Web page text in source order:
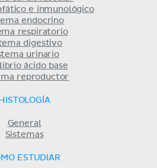
e inmunológico
endocrino
respiratorio
digestivo
urinario
ácido base
reproductor
HISTOLOGÍA
General
Sistemas
ESTUDIAR